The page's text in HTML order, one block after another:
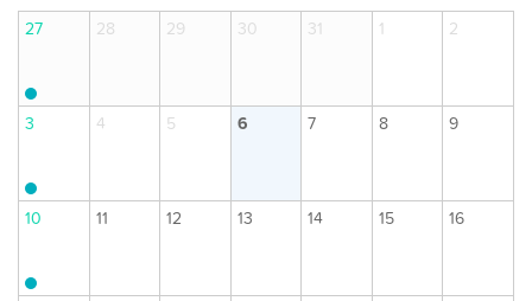
27 28 29 30 31 1 2
3 4 5 6 7 8 9
10 11 12 13 14 15 16